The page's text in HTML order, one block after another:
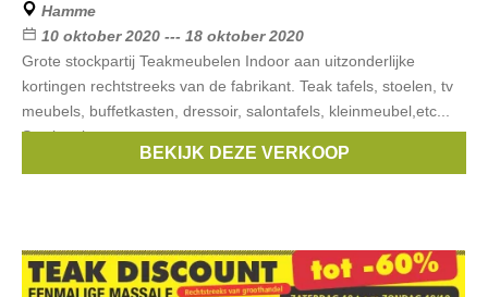
Hamme
10 oktober 2020 --- 18 oktober 2020
Grote stockpartij Teakmeubelen Indoor aan uitzonderlijke
kortingen rechtstreeks van de fabrikant. Teak tafels, stoelen, tv
meubels, buffetkasten, dressoir, salontafels, kleinmeubel,etc...
Stockverkoop
traditions,Ambiente L-Cahteau Le duc
BEKIJK DEZE VERKOOP